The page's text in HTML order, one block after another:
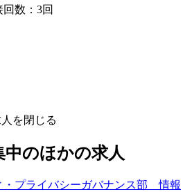
回数：3回
を閉じる
中のほかの求人
・プライバシーガバナンス部 情報